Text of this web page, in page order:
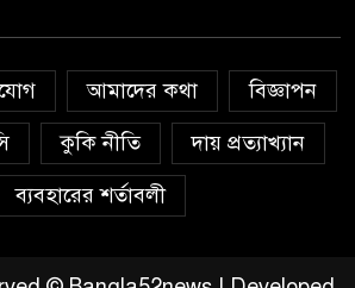
আমাদের কথা
বিজ্ঞাপন
কুকি নীতি
দায় প্রত্যাখ্যান
ব্যবহারের শর্তাবলী